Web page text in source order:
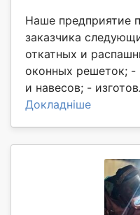
Наше предприятие
заказчика
откатных и
оконных решеток; -
и навесов; -
Докладніше